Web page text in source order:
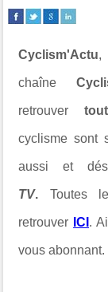
Cyclism'Actu,
chaîne
retrouver
cyclisme sont
aussi et
TV. Toutes
retrouver ICI .
vous abonnant.